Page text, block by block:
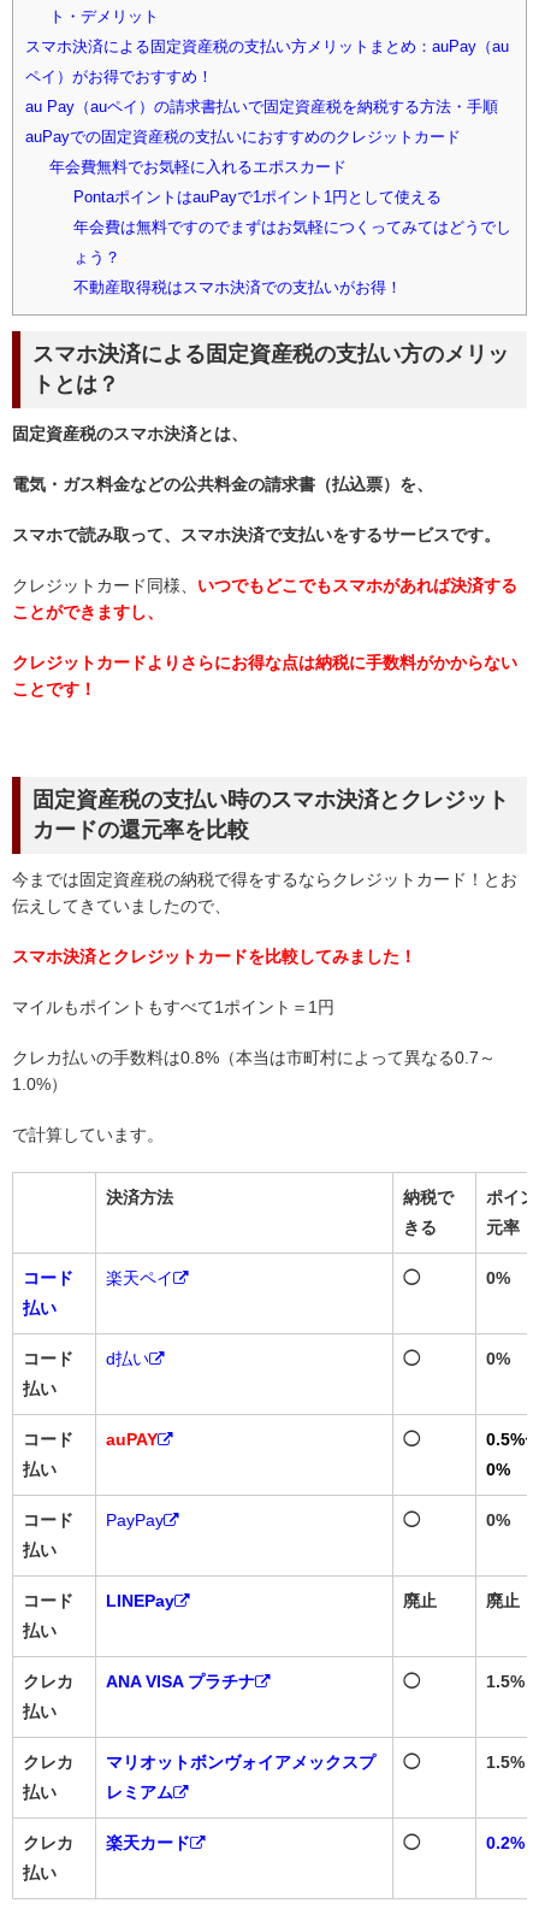
ト・デメリット
スマホ決済による固定資産税の支払い方メリットまとめ：auPay（au
ペイ）がお得でおすすめ！
au Pay（auペイ）の請求書払いで固定資産税を納税する方法・手順
auPayでの固定資産税の支払いにおすすめのクレジットカード
年会費無料でお気軽に入れるエポスカード
PontaポイントはauPayで1ポイント1円として使える
年会費は無料ですのでまずはお気軽につくってみてはどうでし
ょう？
不動産取得税はスマホ決済での支払いがお得！
スマホ決済による固定資産税の支払い方のメリッ
トとは？
固定資産税のスマホ決済とは、
電気・ガス料金などの公共料金の請求書（払込票）を、
スマホで読み取って、スマホ決済で支払いをするサービスです。
クレジットカード同様、 いつでもどこでもスマホがあれば決済する
ことができますし、
クレジットカードよりさらにお得な点は納税に手数料がかからない
ことです！
固定資産税の支払い時のスマホ決済とクレジット
カードの還元率を比較
今までは固定資産税の納税で得をするならクレジットカード！とお
伝えしてきていましたので、
スマホ決済とクレジットカードを比較してみました！
マイルもポイントもすべて1ポイント＝1円
クレカ払いの手数料は0.8%（本当は市町村によって異なる0.7～
1.0%）
で計算しています。
決済方法
納税で
きる
ポイ
元率
コード
払い
楽天ペイ ◯ 0%
コード
払い
d払い ◯ 0%
コード
払い
auPAY ◯
0.5%
0%
コード
払い
PayPay ◯ 0%
コード
払い
LINEPay 廃止 廃止
クレカ
払い
ANA VISA プラチナ ◯ 1.5%
クレカ
払い
マリオットボンヴォイアメックスプ
レミアム
◯ 1.5%
クレカ
払い
楽天カード ◯ 0.2%